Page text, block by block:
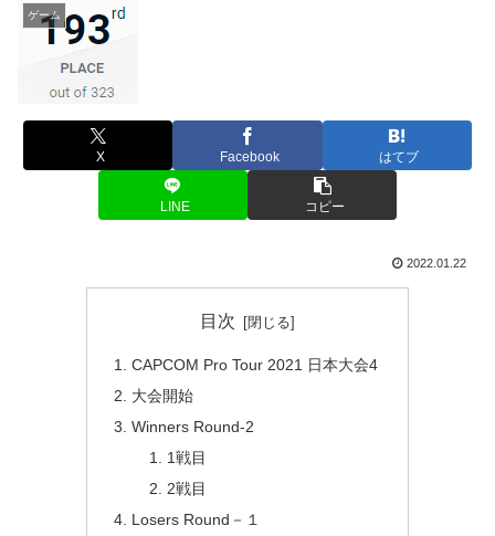
ゲーム
X Facebook はてブ
LINE コピー
2022.01.22
目次
CAPCOM Pro Tour 2021 日本大会4
大会開始
Winners Round-2
1戦目
2戦目
Losers Round－１